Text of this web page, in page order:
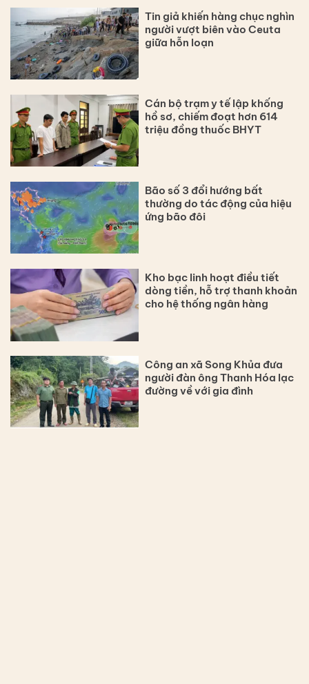
Tin giả khiến hàng chục nghìn
người vượt biên vào Ceuta
giữa hỗn loạn
Cán bộ trạm y tế lập khống
hồ sơ, chiếm đoạt hơn 614
triệu đồng thuốc BHYT
Bão số 3 đổi hướng bất
thường do tác động của hiệu
ứng bão đôi
Kho bạc linh hoạt điều tiết
dòng tiền, hỗ trợ thanh khoản
cho hệ thống ngân hàng
Công an xã Song Khủa đưa
người đàn ông Thanh Hóa lạc
đường về với gia đình